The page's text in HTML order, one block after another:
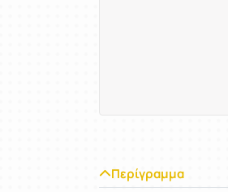
Περίγραμμα